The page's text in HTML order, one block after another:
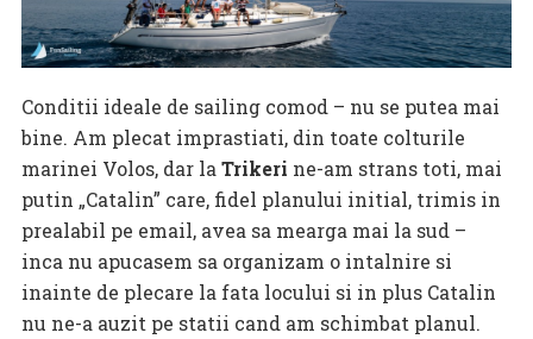
Conditii ideale de sailing comod – nu se putea mai
bine. Am plecat imprastiati, din toate colturile
marinei Volos, dar la Trikeri ne-am strans toti, mai
putin „Catalin” care, fidel planului initial, trimis in
prealabil pe email, avea sa mearga mai la sud –
inca nu apucasem sa organizam o intalnire si
inainte de plecare la fata locului si in plus Catalin
nu ne-a auzit pe statii cand am schimbat planul.